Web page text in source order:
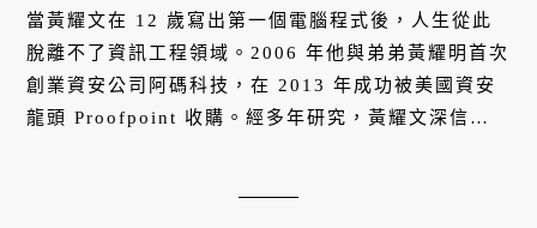
當黃耀文在 12 歲寫出第一個電腦程式後，人生從此
脫離不了資訊工程領域。2006 年他與弟弟黃耀明首次
創業資安公司阿碼科技，在 2013 年成功被美國資安
龍頭 Proofpoint 收購。經多年研究，黃耀文深信虛